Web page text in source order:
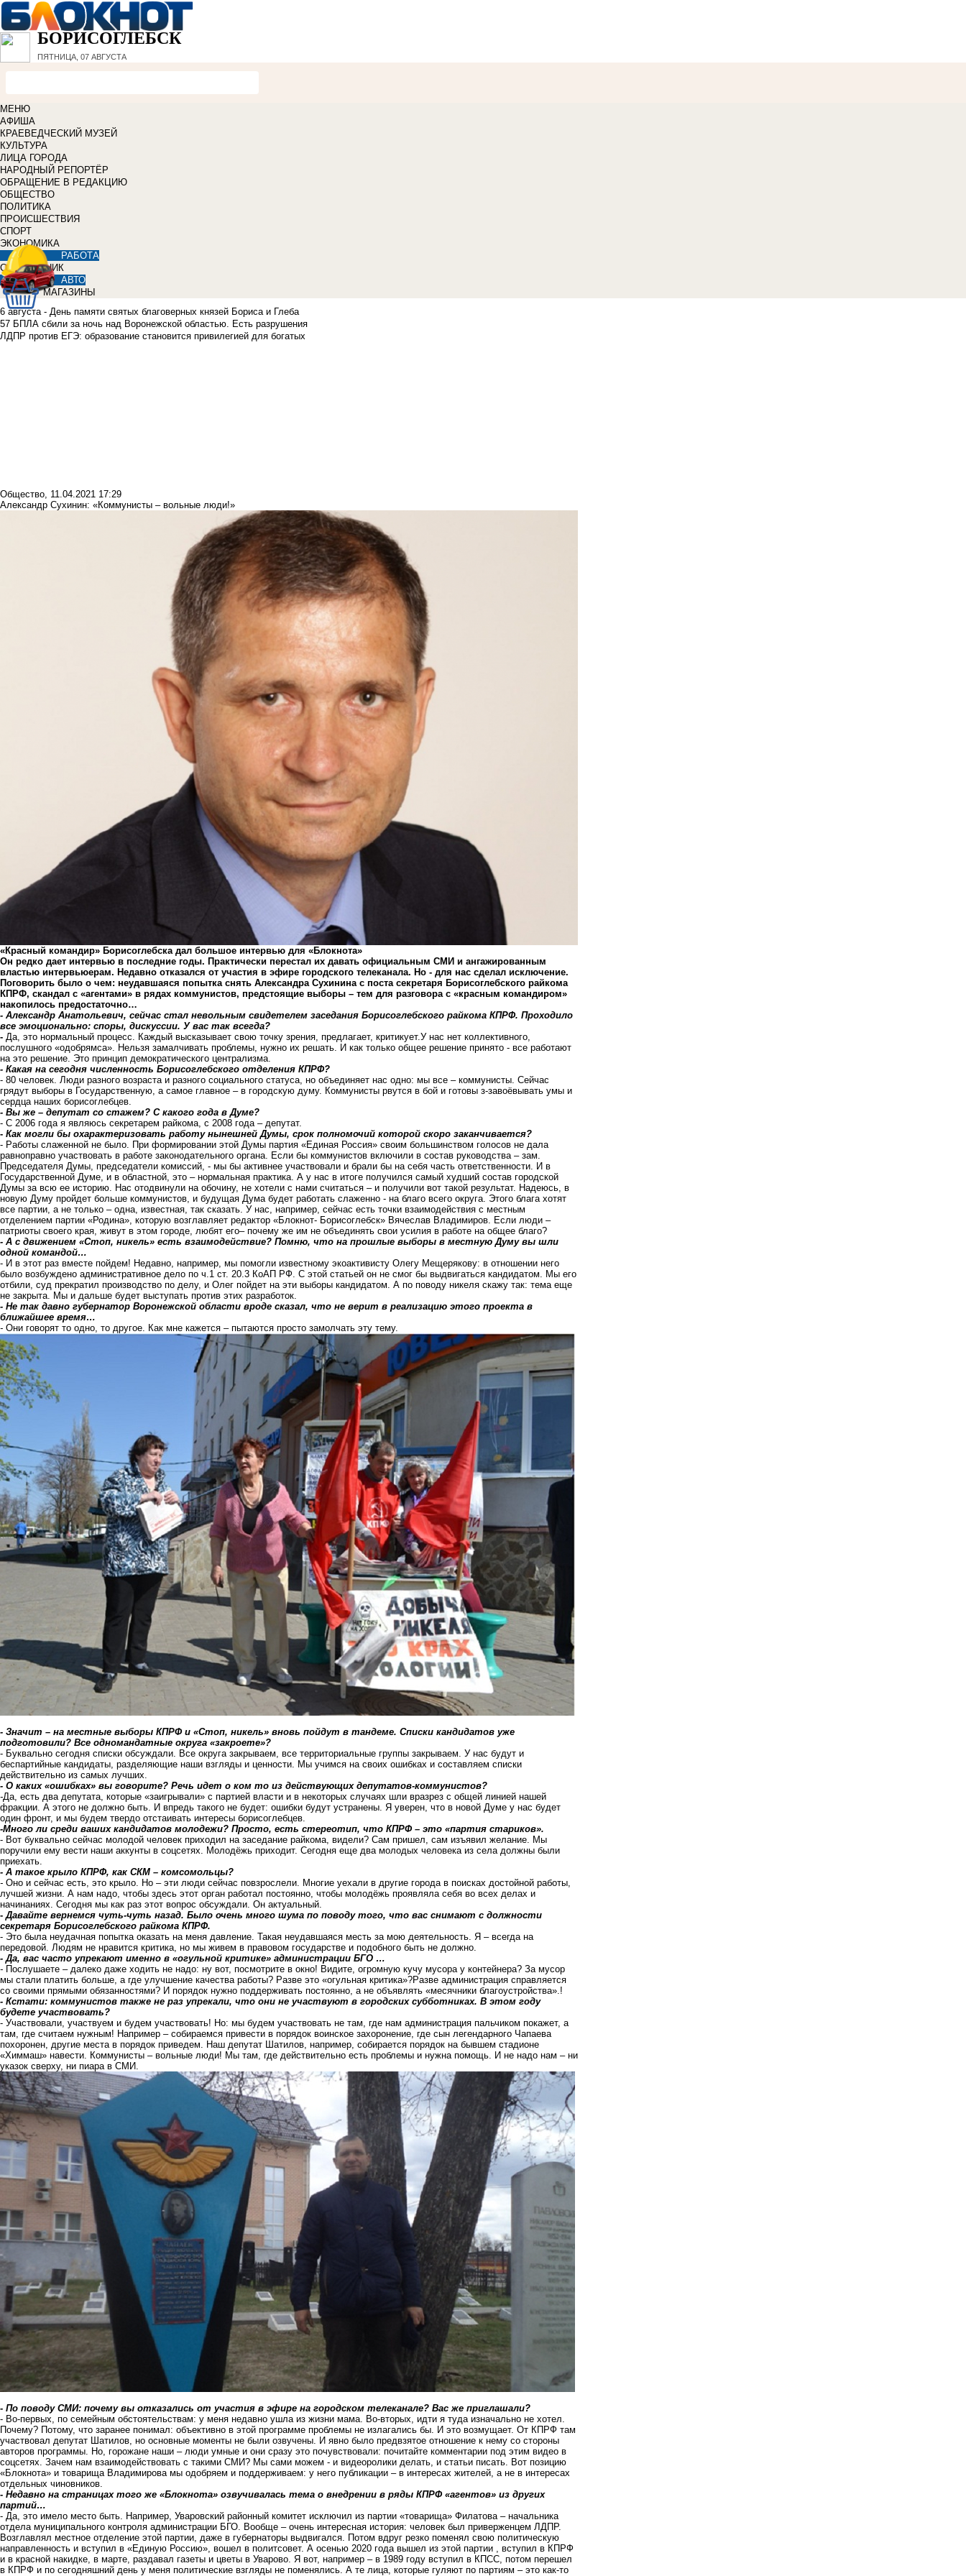
БОРИСОГЛЕБСК
ПЯТНИЦА, 07 АВГУСТА
МЕНЮ
АФИША
КРАЕВЕДЧЕСКИЙ МУЗЕЙ
КУЛЬТУРА
ЛИЦА ГОРОДА
НАРОДНЫЙ РЕПОРТЁР
ОБРАЩЕНИЕ В РЕДАКЦИЮ
ОБЩЕСТВО
ПОЛИТИКА
ПРОИСШЕСТВИЯ
СПОРТ
ЭКОНОМИКА
РАБОТА
СПРАВОЧНИК
АВТО
МАГАЗИНЫ
6 августа - День памяти святых благоверных князей Бориса и Глеба
57 БПЛА сбили за ночь над Воронежской областью. Есть разрушения
ЛДПР против ЕГЭ: образование становится привилегией для богатых
Общество, 11.04.2021 17:29
Александр Сухинин: «Коммунисты – вольные люди!»
«Красный командир» Борисоглебска дал большое интервью для «Блокнота»
Он редко дает интервью в последние годы. Практически перестал их давать официальным СМИ и ангажированным
властью интервьюерам. Недавно отказался от участия в эфире городского телеканала. Но - для нас сделал исключение.
Поговорить было о чем: неудавшаяся попытка снять Александра Сухинина с поста секретаря Борисоглебского райкома
КПРФ, скандал с «агентами» в рядах коммунистов, предстоящие выборы – тем для разговора с «красным командиром»
накопилось предостаточно…
- Александр Анатольевич, сейчас стал невольным свидетелем заседания Борисоглебского райкома КПРФ. Проходило
все эмоционально: споры, дискуссии. У вас так всегда?
- Да, это нормальный процесс. Каждый высказывает свою точку зрения, предлагает, критикует.У нас нет коллективного,
послушного «одобрямса». Нельзя замалчивать проблемы, нужно их решать. И как только общее решение принято - все работают
на это решение. Это принцип демократического централизма.
- Какая на сегодня численность Борисоглебского отделения КПРФ?
- 80 человек. Люди разного возраста и разного социального статуса, но объединяет нас одно: мы все – коммунисты. Сейчас
грядут выборы в Государственную, а самое главное – в городскую думу. Коммунисты рвутся в бой и готовы з-завоёвывать умы и
сердца наших борисоглебцев.
- Вы же – депутат со стажем? С какого года в Думе?
- С 2006 года я являюсь секретарем райкома, с 2008 года – депутат.
- Как могли бы охарактеризовать работу нынешней Думы, срок полномочий которой скоро заканчивается?
- Работы слаженной не было. При формировании этой Думы партия «Единая Россия» своим большинством голосов не дала
равноправно участвовать в работе законодательного органа. Если бы коммунистов включили в состав руководства – зам.
Председателя Думы, председатели комиссий, - мы бы активнее участвовали и брали бы на себя часть ответственности. И в
Государственной Думе, и в областной, это – нормальная практика. А у нас в итоге получился самый худший состав городской
Думы за всю ее историю. Нас отодвинули на обочину, не хотели с нами считаться – и получили вот такой результат. Надеюсь, в
новую Думу пройдет больше коммунистов, и будущая Дума будет работать слаженно - на благо всего округа. Этого блага хотят
все партии, а не только – одна, известная, так сказать. У нас, например, сейчас есть точки взаимодействия с местным
отделением партии «Родина», которую возглавляет редактор «Блокнот- Борисоглебск» Вячеслав Владимиров. Если люди –
патриоты своего края, живут в этом городе, любят его– почему же им не объединять свои усилия в работе на общее благо?
- А с движением «Стоп, никель» есть взаимодействие? Помню, что на прошлые выборы в местную Думу вы шли
одной командой…
- И в этот раз вместе пойдем! Недавно, например, мы помогли известному экоактивисту Олегу Мещерякову: в отношении него
было возбуждено административное дело по ч.1 ст. 20.3 КоАП РФ. С этой статьей он не смог бы выдвигаться кандидатом. Мы его
отбили, суд прекратил производство по делу, и Олег пойдет на эти выборы кандидатом. А по поводу никеля скажу так: тема еще
не закрыта. Мы и дальше будет выступать против этих разработок.
- Не так давно губернатор Воронежской области вроде сказал, что не верит в реализацию этого проекта в
ближайшее время…
- Они говорят то одно, то другое. Как мне кажется – пытаются просто замолчать эту тему.
- Значит – на местные выборы КПРФ и «Стоп, никель» вновь пойдут в тандеме. Списки кандидатов уже
подготовили? Все одномандатные округа «закроете»?
- Буквально сегодня списки обсуждали. Все округа закрываем, все территориальные группы закрываем. У нас будут и
беспартийные кандидаты, разделяющие наши взгляды и ценности. Мы учимся на своих ошибках и составляем списки
действительно из самых лучших.
- О каких «ошибках» вы говорите? Речь идет о ком то из действующих депутатов-коммунистов?
-Да, есть два депутата, которые «заигрывали» с партией власти и в некоторых случаях шли вразрез с общей линией нашей
фракции. А этого не должно быть. И впредь такого не будет: ошибки будут устранены. Я уверен, что в новой Думе у нас будет
один фронт, и мы будем твердо отстаивать интересы борисоглебцев.
-Много ли среди ваших кандидатов молодежи? Просто, есть стереотип, что КПРФ – это «партия стариков».
- Вот буквально сейчас молодой человек приходил на заседание райкома, видели? Сам пришел, сам изъявил желание. Мы
поручили ему вести наши аккунты в соцсетях. Молодёжь приходит. Сегодня еще два молодых человека из села должны были
приехать.
- А такое крыло КПРФ, как СКМ – комсомольцы?
- Оно и сейчас есть, это крыло. Но – эти люди сейчас повзрослели. Многие уехали в другие города в поисках достойной работы,
лучшей жизни. А нам надо, чтобы здесь этот орган работал постоянно, чтобы молодёжь проявляла себя во всех делах и
начинаниях. Сегодня мы как раз этот вопрос обсуждали. Он актуальный.
- Давайте вернемся чуть-чуть назад. Было очень много шума по поводу того, что вас снимают с должности
секретаря Борисоглебского райкома КПРФ.
- Это была неудачная попытка оказать на меня давление. Такая неудавшаяся месть за мою деятельность. Я – всегда на
передовой. Людям не нравится критика, но мы живем в правовом государстве и подобного быть не должно.
- Да, вас часто упрекают именно в «огульной критике» администрации БГО …
- Послушаете – далеко даже ходить не надо: ну вот, посмотрите в окно! Видите, огромную кучу мусора у контейнера? За мусор
мы стали платить больше, а где улучшение качества работы? Разве это «огульная критика»?Разве администрация справляется
со своими прямыми обязанностями? И порядок нужно поддерживать постоянно, а не объявлять «месячники благоустройства».!
- Кстати: коммунистов также не раз упрекали, что они не участвуют в городских субботниках. В этом году
будете участвовать?
- Участвовали, участвуем и будем участвовать! Но: мы будем участвовать не там, где нам администрация пальчиком покажет, а
там, где считаем нужным! Например – собираемся привести в порядок воинское захоронение, где сын легендарного Чапаева
похоронен, другие места в порядок приведем. Наш депутат Шатилов, например, собирается порядок на бывшем стадионе
«Химмаш» навести. Коммунисты – вольные люди! Мы там, где действительно есть проблемы и нужна помощь. И не надо нам – ни
указок сверху, ни пиара в СМИ.
- По поводу СМИ: почему вы отказались от участия в эфире на городском телеканале? Вас же приглашали?
- Во-первых, по семейным обстоятельствам: у меня недавно ушла из жизни мама. Во-вторых, идти я туда изначально не хотел.
Почему? Потому, что заранее понимал: объективно в этой программе проблемы не излагались бы. И это возмущает. От КПРФ там
участвовал депутат Шатилов, но основные моменты не были озвучены. И явно было предвзятое отношение к нему со стороны
авторов программы. Но, горожане наши – люди умные и они сразу это почувствовали: почитайте комментарии под этим видео в
соцсетях. Зачем нам взаимодействовать с такими СМИ? Мы сами можем - и видеоролики делать, и статьи писать. Вот позицию
«Блокнота» и товарища Владимирова мы одобряем и поддерживаем: у него публикации – в интересах жителей, а не в интересах
отдельных чиновников.
- Недавно на страницах того же «Блокнота» озвучивалась тема о внедрении в ряды КПРФ «агентов» из других
партий…
- Да, это имело место быть. Например, Уваровский районный комитет исключил из партии «товарища» Филатова – начальника
отдела муниципального контроля администрации БГО. Вообще – очень интересная история: человек был приверженцем ЛДПР.
Возглавлял местное отделение этой партии, даже в губернаторы выдвигался. Потом вдруг резко поменял свою политическую
направленность и вступил в «Единую Россию», вошел в политсовет. А осенью 2020 года вышел из этой партии , вступил в КПРФ
и в красной накидке, в марте, раздавал газеты и цветы в Уварово. Я вот, например – в 1989 году вступил в КПСС, потом перешел
в КПРФ и по сегодняшний день у меня политические взгляды не поменялись. А те лица, которые гуляют по партиям – это как-то